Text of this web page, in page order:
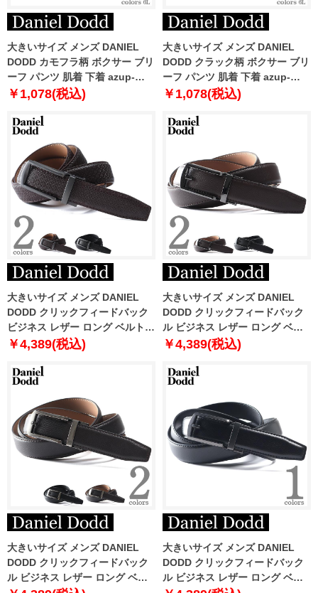
大きいサイズ メンズ DANIEL
DODD カモフラ柄 ボクサー ブリ
ーフ パンツ 肌着 下着 azup-
239052c
￥1,078(税込)
大きいサイズ メンズ DANIEL
DODD クラック柄 ボクサー ブリ
ーフ パンツ 肌着 下着 azup-
239073c
￥1,078(税込)
大きいサイズ メンズ DANIEL
DODD クリックフィードバック
ビジネス レザー ロング ベルト
ロングサイズ azbl-229001
￥4,389(税込)
大きいサイズ メンズ DANIEL
DODD クリックフィードバック
ル ビジネス レザー ロング ベル
ト ロングサイズ azbl-229007
￥4,389(税込)
大きいサイズ メンズ DANIEL
DODD クリックフィードバック
ル ビジネス レザー ロング ベル
大きいサイズ メンズ DANIEL
DODD クリックフィードバック
ル ビジネス レザー ロング ベル